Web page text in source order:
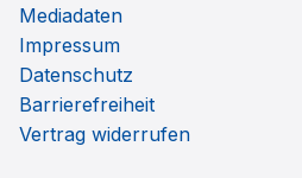
Mediadaten
Impressum
Datenschutz
Barrierefreiheit
Vertrag widerrufen